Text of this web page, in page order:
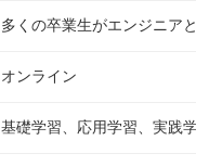
多くの卒業生がエンジニアとし
オンライン
基礎学習、応用学習、実践学習